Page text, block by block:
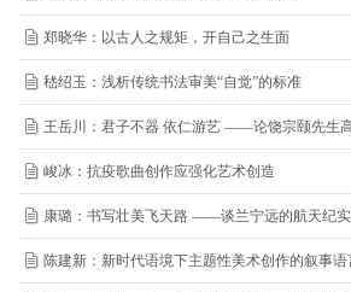
郑晓华：以古人之规矩，开自己之生面
嵇绍玉：浅析传统书法审美“自觉”的标准
王岳川：君子不器 依仁游艺 ——论饶宗颐先生
峻冰：抗疫歌曲创作应强化艺术创造
康璐：书写壮美飞天路 ——谈兰宁远的航天纪
陈建新：新时代语境下主题性美术创作的叙事语